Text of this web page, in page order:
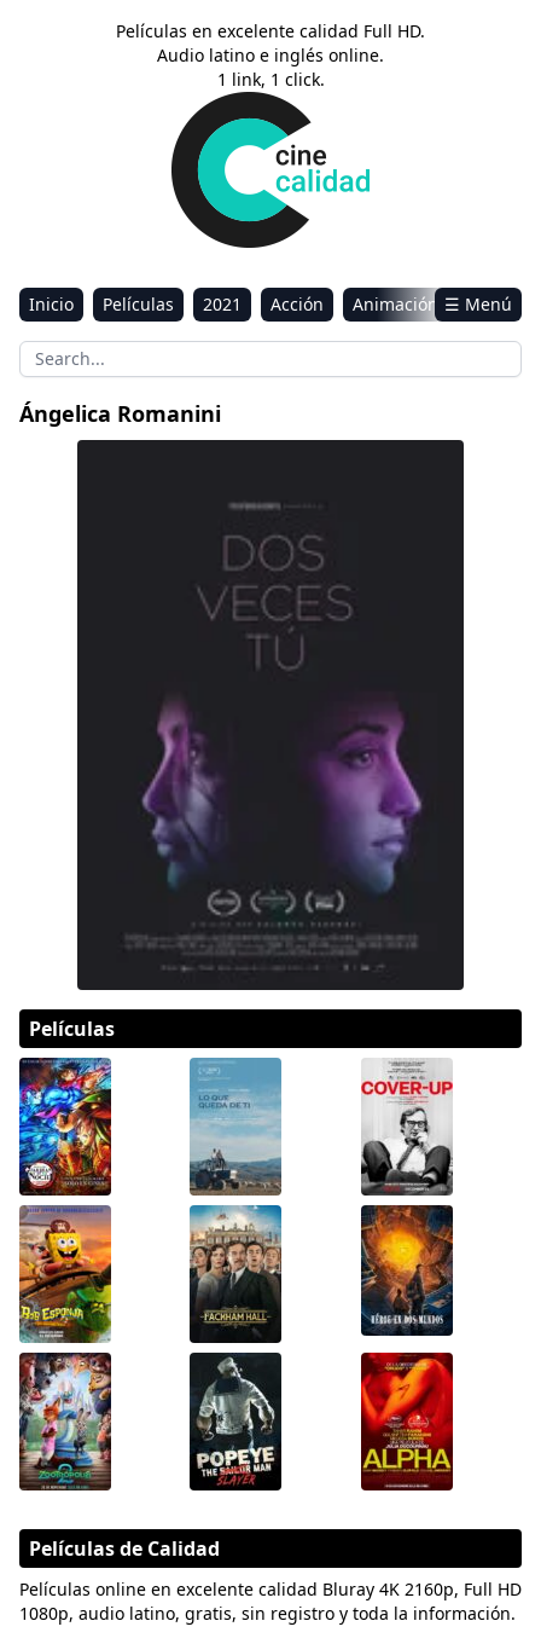
Películas en excelente calidad Full HD.
Audio latino e inglés online.
1 link, 1 click.
Inicio Películas 2021 Acción
Animación
Aventura
Ciencia ficción Comedia
Drama
Sci-Fi & Fantasy
☰ Menú
Ángelica Romanini
Películas
Películas de Calidad
Películas online en excelente calidad Bluray 4K 2160p, Full HD
1080p, audio latino, gratis, sin registro y toda la información.